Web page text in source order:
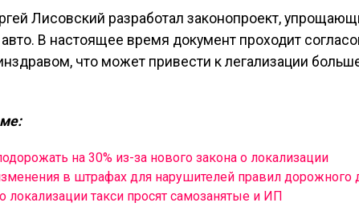
Лисовский разработал законопроект,
В настоящее время документ проходит
что может привести к легализации
на 30% из-за нового закона о локализации
в штрафах для нарушителей правил дорожного
локализации такси просят самозанятые и ИП